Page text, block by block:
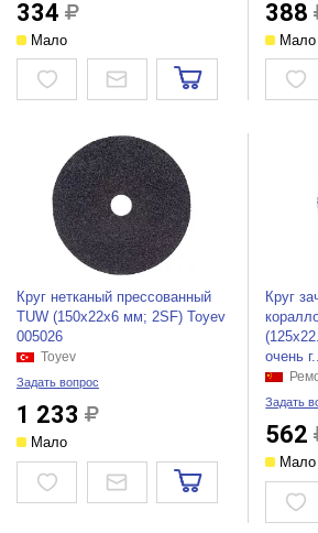
334
Мало
388
Мало
Круг нетканый прессованный
TUW (150x22x6 мм; 2SF) Toyev
005026
Toyev
Задать вопрос
1 233
Мало
Круг
очень
Задать
562
Мало